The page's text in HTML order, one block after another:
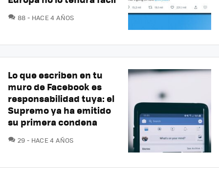
88 COMENTARIOS
HACE 4 AÑOS
Lo que escriben en tu
muro de Facebook es
responsabilidad tuya: el
Supremo ya ha emitido
su primera condena
29 COMENTARIOS
HACE 4 AÑOS